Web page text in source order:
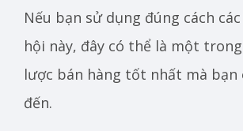
Nếu bạn sử dụng đúng cách
hội này, đây có thể là một
lược bán hàng tốt nhất mà bạn
đến.